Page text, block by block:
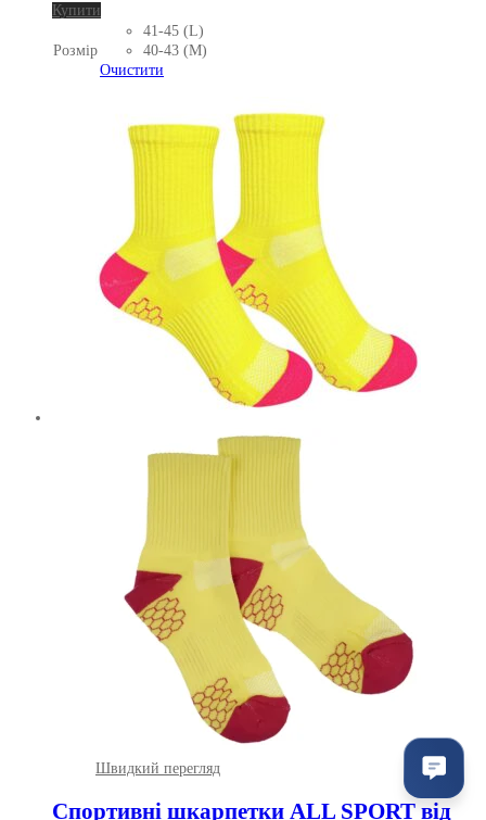
Купити
товар
кілька
можна
вибрати
Розмір
41-45 (L)
40-43 (M)
Очистити
Швидкий перегляд
Спортивні шкарпетки ALL SPORT від